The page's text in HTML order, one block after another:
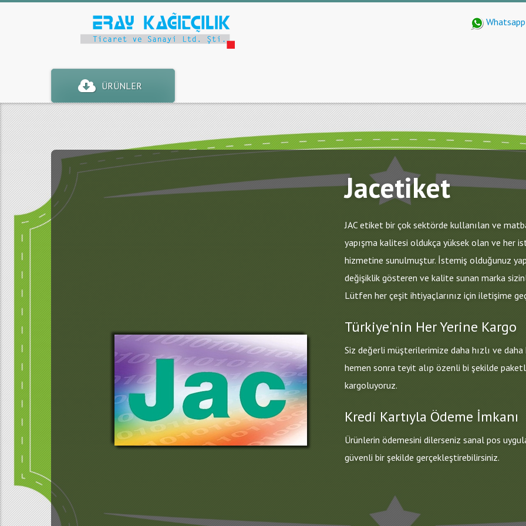
ÜRÜNLER
Jacetiket
JAC etiket bir çok sektörde kullanılan ve
yapışma kalitesi oldukça yüksek olan ve her
hizmetine sunulmuştur. İstemiş olduğunuz
değişiklik gösteren ve kalite sunan marka
Lütfen her çeşit ihtiyaçlarınız için iletişime
Türkiye'nin Her Yerine Kargo
Siz değerli müşterilerimize daha hızlı ve
hemen sonra teyit alıp özenli bi şekilde
kargoluyoruz.
Kredi Kartıyla Ödeme İmkanı
Ürünlerin ödemesini dilerseniz sanal pos
güvenli bir şekilde gerçekleştirebilirsiniz.